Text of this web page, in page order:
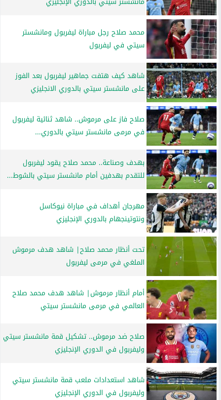
محمد صلاح رجل مباراة ليفربول ومانشستر
سيتي في ليفربول
شاهد كيف هتفت جماهير ليفربول بعد الفوز
على مانشستر سيتي بالدوري الانجليزي
صلاح فاز على مرموش.. شاهد ثنائية ليفربول
في مرمى مانشستر سيتي بالدوري...
بهدف وصناعة.. محمد صلاح يقود ليفربول
للتقدم بهدفين أمام مانشستر سيتي بالشوط...
مهرجان أهداف في مباراة نيوكاسل
ونتوتينجهام بالدوري الإنجليزي
تحت أنظار محمد صلاح| شاهد هدف مرموش
الملغي في مرمى ليفربول
أمام أنظار مرموش| شاهد هدف محمد صلاح
العالمي في مرمى مانشستر سيتي
صلاح ضد مرموش.. تشكيل قمة مانشستر سيتي
وليفربول في الدوري الإنجليزي
شاهد استعدادات ملعب قمة مانشستر سيتي
وليفربول في الدوري الإنجليزي